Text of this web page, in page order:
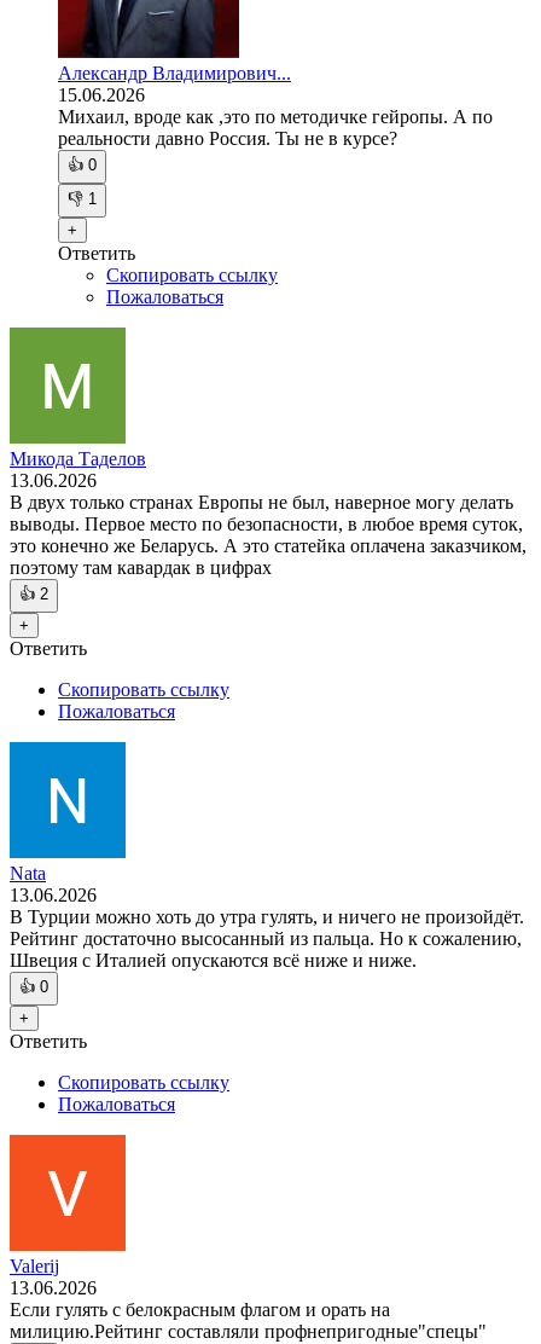
Александр Владимирович...
15.06.2026
Михаил, вроде как ,это по методичке гейропы. А по
реальности давно Россия. Ты не в курсе?
👍 0
👎 1
+
Ответить
Скопировать ссылку
Пожаловаться
Микода Таделов
13.06.2026
В двух только странах Европы не был, наверное могу делать
выводы. Первое место по безопасности, в любое время суток,
это конечно же Беларусь. А это статейка оплачена заказчиком,
поэтому там кавардак в цифрах
👍 2
+
Ответить
Скопировать ссылку
Пожаловаться
Nata
13.06.2026
В Турции можно хоть до утра гулять, и ничего не произойдёт.
Рейтинг достаточно высосанный из пальца. Но к сожалению,
Швеция с Италией опускаются всё ниже и ниже.
👍 0
+
Ответить
Скопировать ссылку
Пожаловаться
Valerij
13.06.2026
Если гулять с белокрасным флагом и орать на
милицию.Рейтинг составляли профнепригодные"спецы"